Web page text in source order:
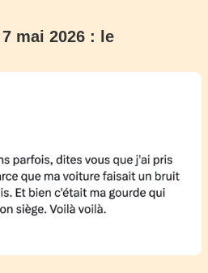
mai 2026 : le